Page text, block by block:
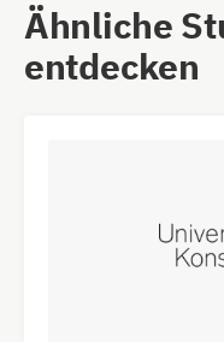
Ähnliche
entdecken